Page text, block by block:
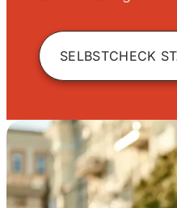
SELBSTCHECK